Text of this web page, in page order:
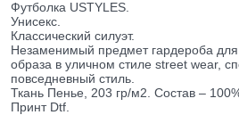
Футболка USTYLES.
Унисекс.
Классический силуэт.
Незаменимый предмет гардероба
образа в уличном стиле street wear,
повседневный стиль.
Ткань Пенье, 203 гр/м2. Состав –
Принт Dtf.